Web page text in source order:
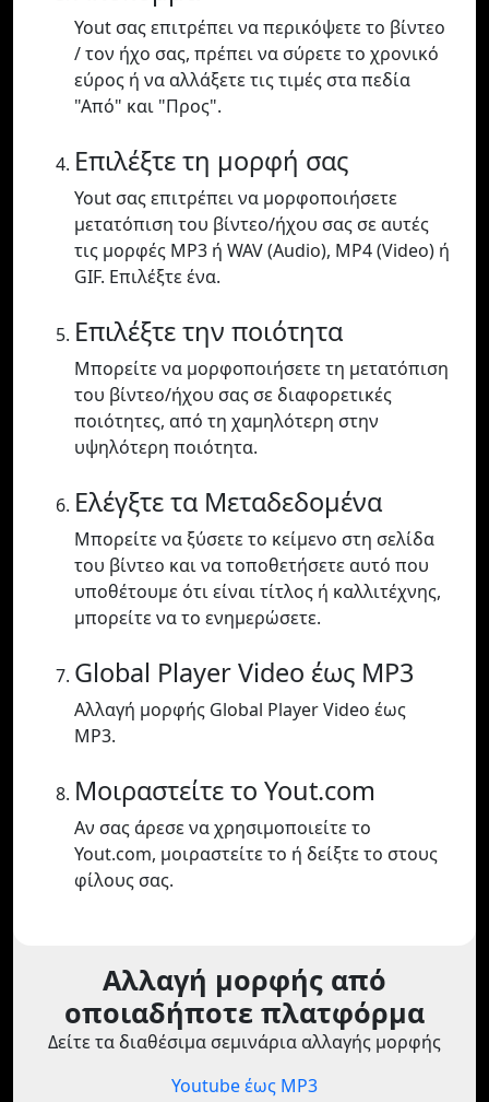
Yout σας επιτρέπει να περικόψετε το βίντεο
/ τον ήχο σας, πρέπει να σύρετε το χρονικό
εύρος ή να αλλάξετε τις τιμές στα πεδία
"Από" και "Προς".
Επιλέξτε τη μορφή σας
Yout σας επιτρέπει να μορφοποιήσετε
μετατόπιση του βίντεο/ήχου σας σε αυτές
τις μορφές MP3 ή WAV (Audio), MP4 (Video) ή
GIF. Επιλέξτε ένα.
Επιλέξτε την ποιότητα
Μπορείτε να μορφοποιήσετε τη μετατόπιση
του βίντεο/ήχου σας σε διαφορετικές
ποιότητες, από τη χαμηλότερη στην
υψηλότερη ποιότητα.
Ελέγξτε τα Μεταδεδομένα
Μπορείτε να ξύσετε το κείμενο στη σελίδα
του βίντεο και να τοποθετήσετε αυτό που
υποθέτουμε ότι είναι τίτλος ή καλλιτέχνης,
μπορείτε να το ενημερώσετε.
Global Player Video έως MP3
Αλλαγή μορφής Global Player Video έως
MP3.
Μοιραστείτε το Yout.com
Αν σας άρεσε να χρησιμοποιείτε το
Yout.com, μοιραστείτε το ή δείξτε το στους
φίλους σας.
Αλλαγή μορφής από
οποιαδήποτε πλατφόρμα
Δείτε τα διαθέσιμα σεμινάρια αλλαγής μορφής
Youtube έως MP3